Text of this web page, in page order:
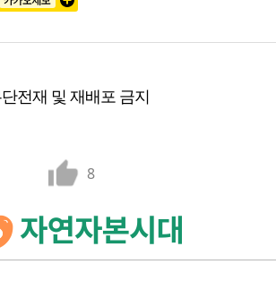
전재 및 재배포 금지
8